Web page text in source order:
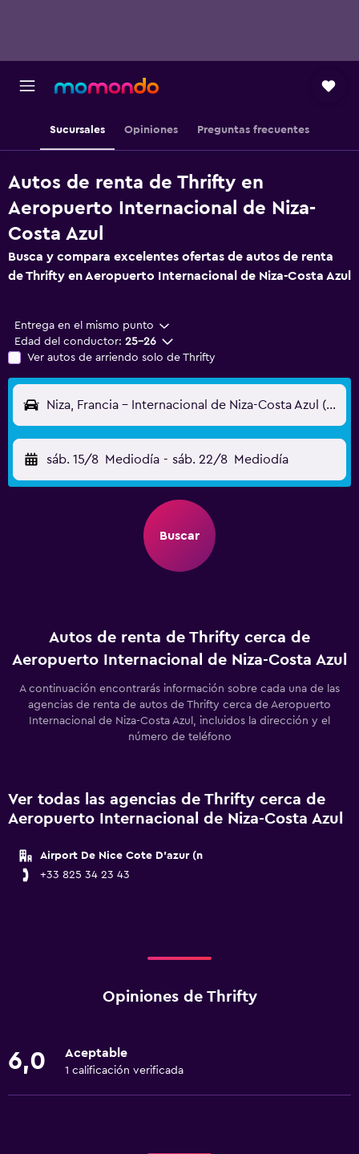
Sucursales Opiniones Preguntas frecuentes
Autos de renta de Thrifty en
Aeropuerto Internacional de Niza-
Costa Azul
Busca y compara excelentes ofertas de autos de renta
de Thrifty en Aeropuerto Internacional de Niza-Costa Azul
Entrega en el mismo punto
Edad del conductor: 25-26
Ver autos de arriendo solo de Thrifty
Niza, Francia - Internacional de Niza-Costa Azul (NCE)
sáb. 15/8 Mediodía - sáb. 22/8 Mediodía
Buscar
Autos de renta de Thrifty cerca de
Aeropuerto Internacional de Niza-Costa Azul
A continuación encontrarás información sobre cada una de las
agencias de renta de autos de Thrifty cerca de Aeropuerto
Internacional de Niza-Costa Azul, incluidos la dirección y el
número de teléfono
Ver todas las agencias de Thrifty cerca de
Aeropuerto Internacional de Niza-Costa Azul
Airport De Nice Cote D'azur (n
+33 825 34 23 43
Opiniones de Thrifty
6,0 Aceptable
1 calificación verificada